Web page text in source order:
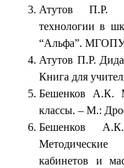
Атутов П.Р.
технологии в
“Альфа”.
Атутов П.Р.
Книга для
Бешенков А.К.
классы. – М.:
Бешенков
кабинетов и